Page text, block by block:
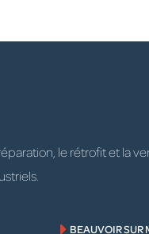
le rétrofit et la
BEAUVOIR SUR